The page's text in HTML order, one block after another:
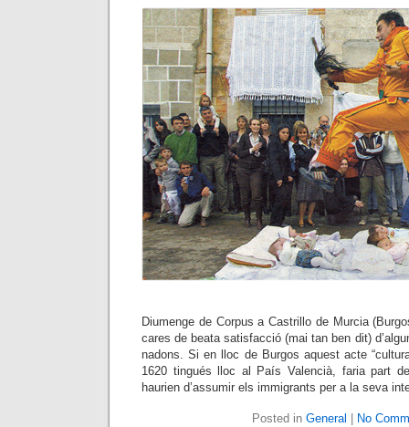
Diumenge de Corpus a Castrillo de Murcia
cares de beata satisfacció (mai tan ben dit)
nadons. Si en lloc de Burgos aquest acte
1620 tingués lloc al País Valencià, faria part
haurien d’assumir els immigrants per a la seva
Posted in General No